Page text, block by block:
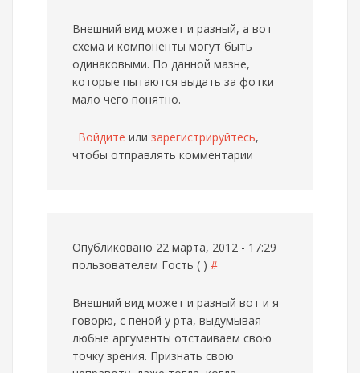
Внешний вид может и разный, а вот
схема и компоненты могут быть
одинаковыми. По данной мазне,
которые пытаются выдать за фотки
мало чего понятно.
Войдите или зарегистрируйтесь,
чтобы отправлять комментарии
Опубликовано 22 марта, 2012 - 17:29
пользователем Гость ( ) #
Внешний вид может и разный вот и я
говорю, с пеной у рта, выдумывая
любые аргументы отстаиваем свою
точку зрения. Признать свою